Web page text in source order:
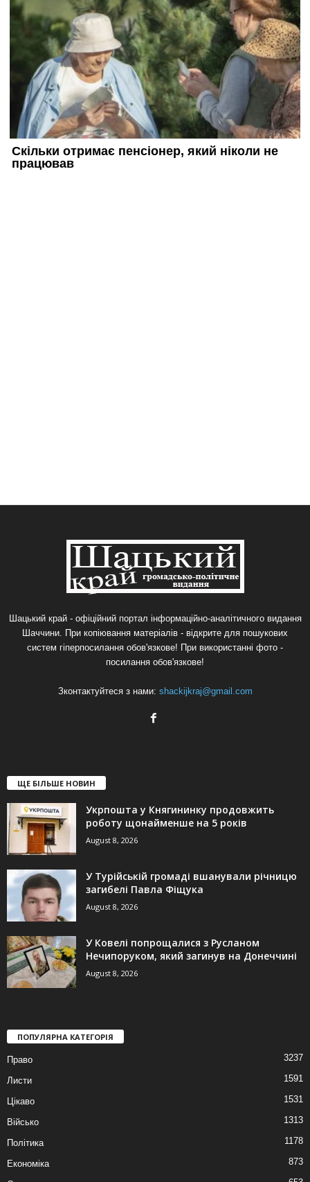
Шацький край - офіційний портал інформаційно-аналітичного видання
Шаччини. При копіювання матеріалів - відкрите для пошукових
систем гіперпосилання обов'язкове! При використанні фото -
посилання обов'язкове!
Зконтактуйтеся з нами: shackijkraj@gmail.com
ЩЕ БІЛЬШЕ НОВИН
Укрпошта у Княгининку продовжить
роботу щонайменше на 5 років
August 8, 2026
У Турійській громаді вшанували річницю
загибелі Павла Фіщука
August 8, 2026
У Ковелі попрощалися з Русланом
Нечипоруком, який загинув на Донеччині
August 8, 2026
ПОПУЛЯРНА КАТЕГОРІЯ
Право 3237
Листи 1591
Цікаво 1531
Військо 1313
Політика 1178
Економіка 873